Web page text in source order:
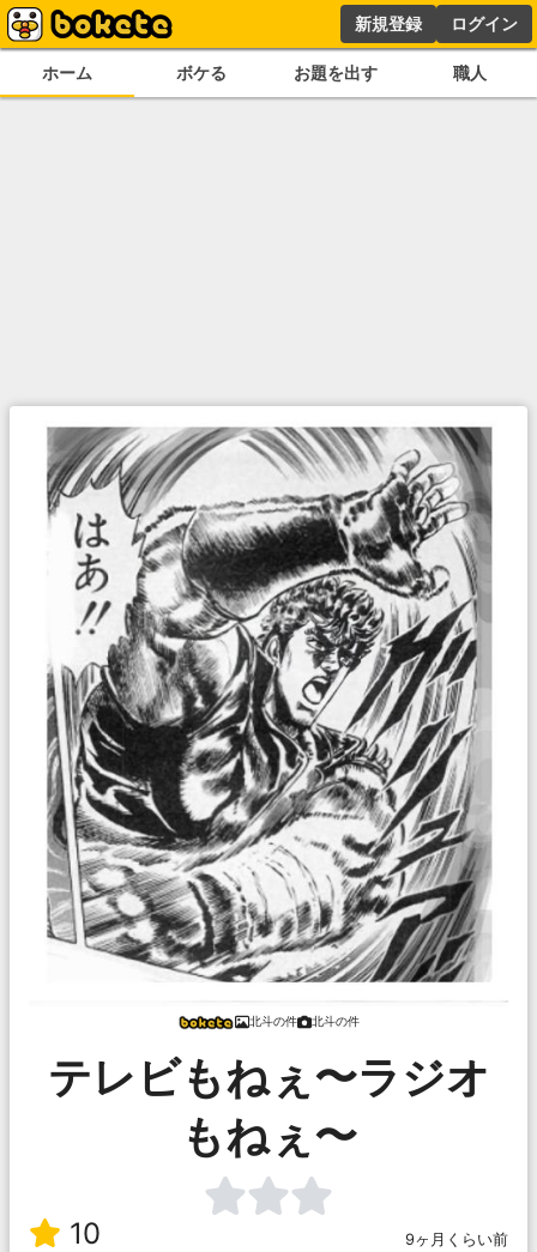
新規登録 ログイン
ホーム ボケる お題を出す 職人
北斗の件 北斗の件
テレビもねぇ〜ラジオ
もねぇ〜
10
9ヶ月くらい前